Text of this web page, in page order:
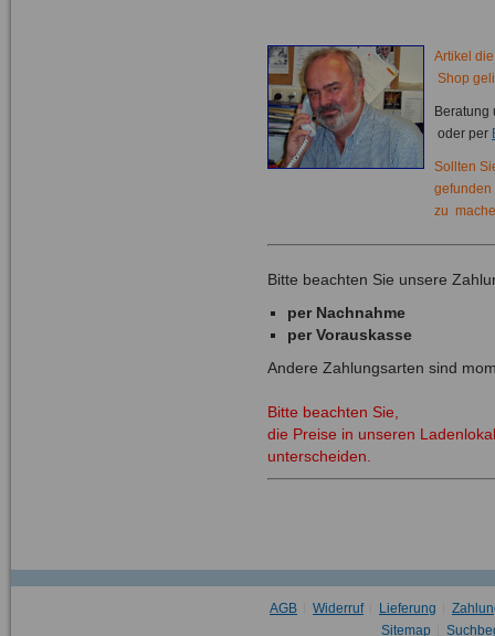
Artikel
Shop
Beratung
oder per
Sollten
gefunden
zu
Bitte beachten Sie unsere
per Nachnahme
per Vorauskasse
Andere Zahlungsarten sind
Bitte beachten Sie,
die Preise in unseren
unterscheiden.
AGB Widerruf Lieferung
Sitemap